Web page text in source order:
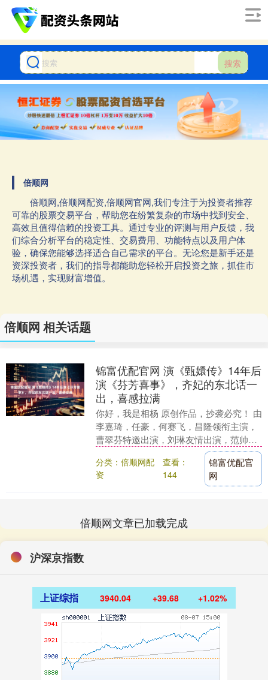
搜索
倍顺网
倍顺网,倍顺网配资,倍顺网官网,我们专注于为投资者推荐
可靠的股票交易平台，帮助您在纷繁复杂的市场中找到安全、
高效且值得信赖的投资工具。通过专业的评测与用户反馈，我
们综合分析平台的稳定性、交易费用、功能特点以及用户体
验，确保您能够选择适合自己需求的平台。无论您是新手还是
资深投资者，我们的指导都能助您轻松开启投资之旅，抓住市
场机遇，实现财富增值。
倍顺网 相关话题
锦富优配官网 演《甄嬛传》14年后
演《芬芳喜事》，齐妃的东北话一
出，喜感拉满
你好，我是相杨 原创作品，抄袭必究！ 由
李嘉琦，任豪，何赛飞，昌隆领衔主演，
曹翠芬特邀出演，刘琳友情出演，范帅
琦，锤娜丽莎，李海银等演员倾情加盟的
古装轻喜剧，欢....
分类：倍顺网配
资
查看：
144
锦富优配官
网
倍顺网文章已加载完成
沪深京指数
上证综指 3940.04 +39.68 +1.02%